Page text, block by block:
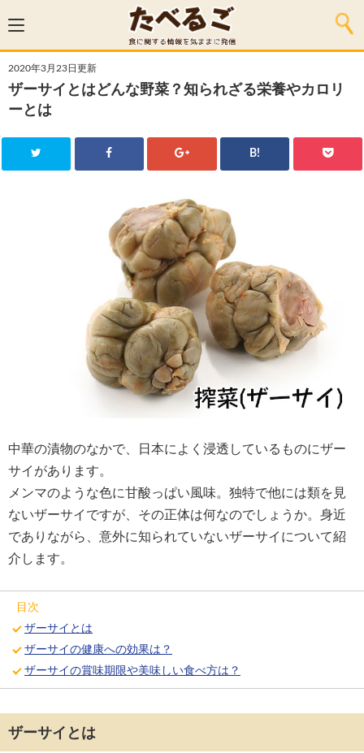
2020年3月23日更新
ザーサイとはどんな野菜？知られざる栄養やカロリ
ーとは
B!
中華の漬物のなかで、日本によく浸透しているものにザー
サイがあります。
メンマのような色に甘酸っぱい風味。独特で他には類を見
ないザーサイですが、その正体は何なのでしょうか。身近
でありながら、意外に知られていないザーサイについて紹
介します。
目次
ザーサイとは
ザーサイの健康への効果は？
ザーサイの賞味期限や美味しい食べ方は？
ザーサイとは